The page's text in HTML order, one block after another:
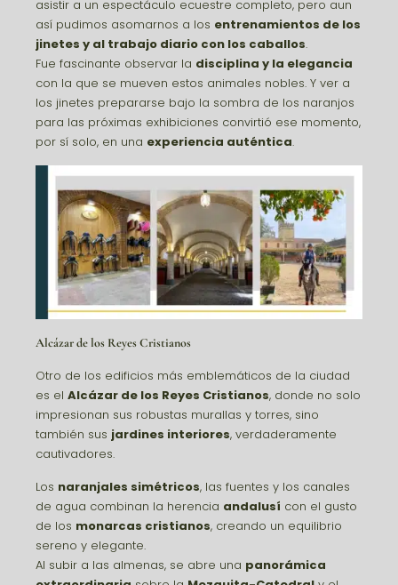
asistir a un espectáculo ecuestre completo, pero aun
así pudimos asomarnos a los entrenamientos de los
jinetes y al trabajo diario con los caballos.
Fue fascinante observar la disciplina y la elegancia
con la que se mueven estos animales nobles. Y ver a
los jinetes prepararse bajo la sombra de los naranjos
para las próximas exhibiciones convirtió ese momento,
por sí solo, en una experiencia auténtica.
Alcázar de los Reyes Cristianos
Otro de los edificios más emblemáticos de la ciudad
es el Alcázar de los Reyes Cristianos, donde no solo
impresionan sus robustas murallas y torres, sino
también sus jardines interiores, verdaderamente
cautivadores.
Los naranjales simétricos, las fuentes y los canales
de agua combinan la herencia andalusí con el gusto
de los monarcas cristianos, creando un equilibrio
sereno y elegante.
Al subir a las almenas, se abre una panorámica